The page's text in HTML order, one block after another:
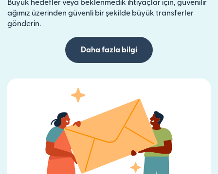
Büyük hedefler veya beklenmedik ihtiyaçlar için, güvenilir
ağımız üzerinden güvenli bir şekilde büyük transferler
gönderin.
Daha fazla bilgi